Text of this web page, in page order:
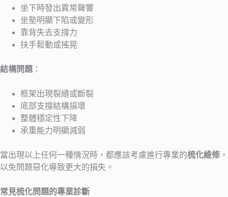
坐下時發出異常聲響
坐墊明顯下陷或變形
靠背失去支撐力
扶手鬆動或搖晃
結構問題 ：
框架出現裂縫或斷裂
底部支撐結構損壞
整體穩定性下降
承重能力明顯減弱
當出現以上任何一種情況時，都應該考慮進行專業的梳化維修，
以免問題惡化導致更大的損失。
常見梳化問題的專業診斷